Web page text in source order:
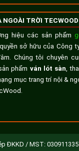
NGOÀI TRỜI TECWOOD
hiệu các sản phẩm
sở hữu của Công
Chúng tôi chuyên
phẩm ván lót sàn,
mục trang trí nội &
ĐKKD / MST: